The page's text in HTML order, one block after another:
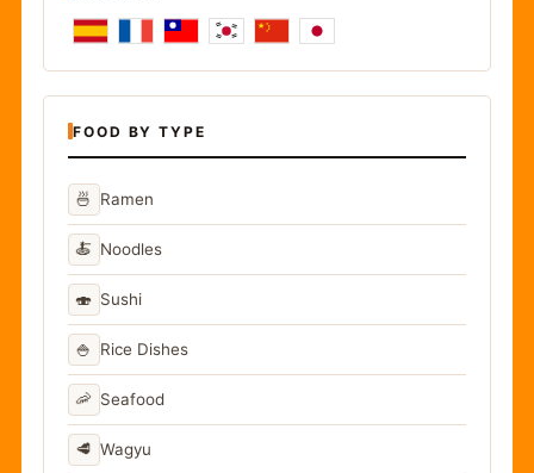
FOOD BY TYPE
🍜 Ramen
🍝 Noodles
🍣 Sushi
🍚 Rice Dishes
🦐 Seafood
🥩 Wagyu